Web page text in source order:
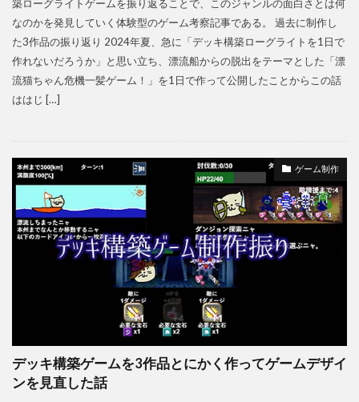
築ローグライトゲームを振り返ることで、このジャンルの面白さとは何
なのかを発見していく体験型のゲーム考察記事である。 過去に制作し
た3作品の振り返り 2024年夏、急に「デッキ構築ローグライトを1日で
作れないだろうか」と思い立ち、漂流船からの脱出をテーマとした「漂
流猫ちゃん危機一髪ゲーム！」を1日で作って公開したことからこの話
ははじ […]
ゲーム制作
デッキ構築ゲームを3作品とにかく作ってゲームデザイ
ンを見直した話